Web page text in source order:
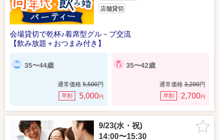
店舗貸切
会場貸切で乾杯♪着席型グル－プ交流
【飲み放題＋おつまみ付き】
35〜44歳
通常価格 5,500円
早割 5,000円
35〜42歳
通常価格 3,200円
早割 2,700円
9/23(水・祝)
14:00〜15:30